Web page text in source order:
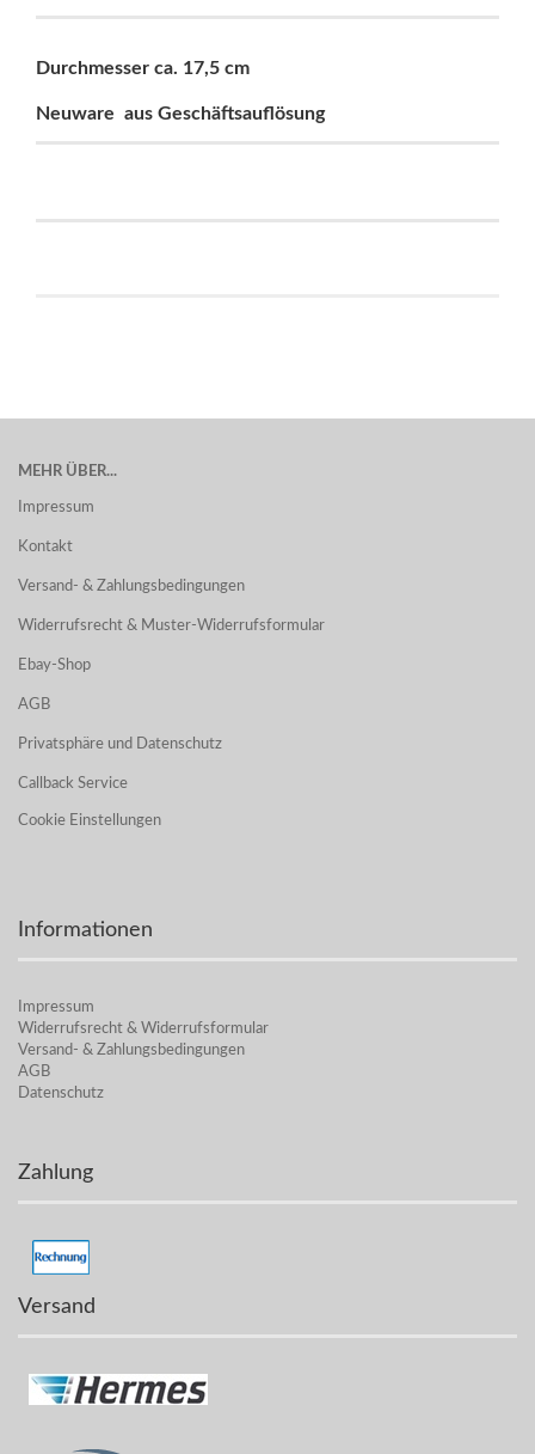
Durchmesser ca. 17,5 cm
Neuware aus Geschäftsauflösung
MEHR ÜBER...
Impressum
Kontakt
Versand- & Zahlungsbedingungen
Widerrufsrecht & Muster-Widerrufsformular
Ebay-Shop
AGB
Privatsphäre und Datenschutz
Callback Service
Cookie Einstellungen
Informationen
Impressum
Widerrufsrecht & Widerrufsformular
Versand- & Zahlungsbedingungen
AGB
Datenschutz
Zahlung
Versand